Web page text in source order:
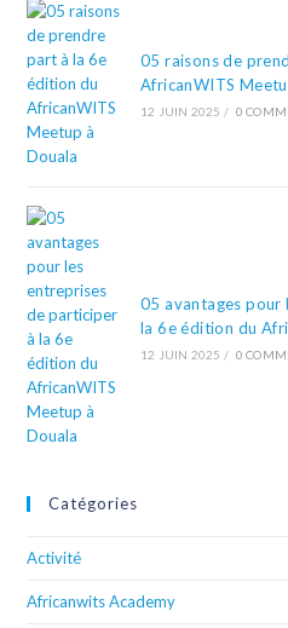
05 raisons de
AfricanWITS
12 JUIN 2025 / 0
05 avantages pour
la 6e édition du
12 JUIN 2025 / 0
Catégories
Activité
Africanwits Academy